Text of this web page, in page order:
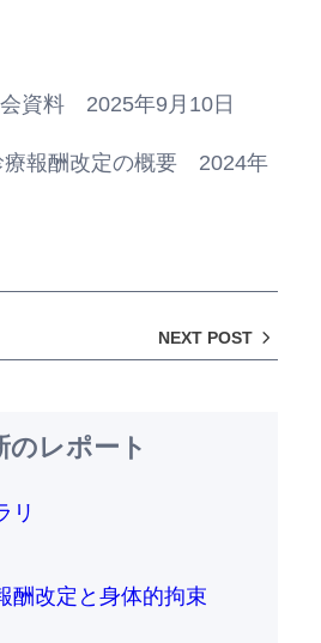
資料 2025年9月10日
報酬改定の概要 2024年
NEXT POST
のレポート
リ
酬改定と身体的拘束